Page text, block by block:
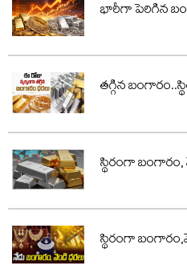
భారీగా పెరిగిన
తగ్గిన
స్థిరంగా
స్థిరంగా